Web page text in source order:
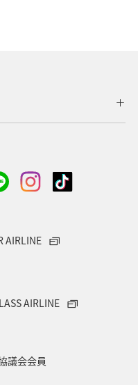
を使う ライフ
AIRLINE
AIRLINE
議会会員